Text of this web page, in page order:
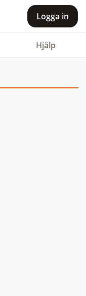
Logga in
Hjälp